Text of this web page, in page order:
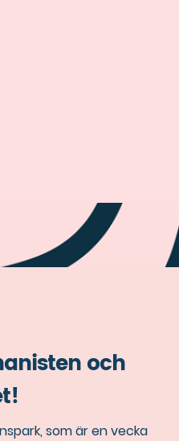
och
som är en vecka